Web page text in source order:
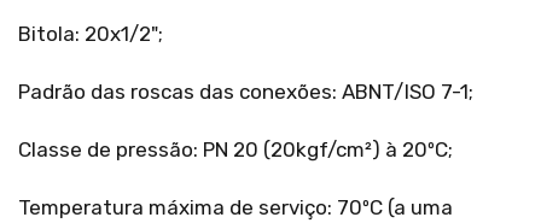
Bitola: 20x1/2";
Padrão das roscas das conexões: ABNT/ISO 7-1;
Classe de pressão: PN 20 (20kgf/cm²) à 20ºC;
Temperatura máxima de serviço: 70ºC (a uma